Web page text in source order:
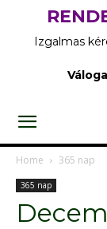
Izgalmas
Home 365 nap
365 nap